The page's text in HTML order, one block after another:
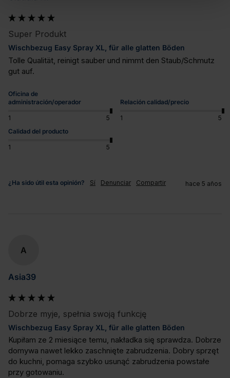
Super Produkt
Wischbezug Easy Spray XL, für alle glatten Böden
Tolle Qualität, reinigt sauber und nimmt den Staub/Schmutz
gut auf.
Oficina de
administración/operador
1 5
Relación calidad/precio
1
5
Calidad del producto
1 5
¿Ha sido útil esta opinión? Sí Denunciar Compartir hace 5 años
A
Asia39
Dobrze myje, spełnia swoją funkcję
Wischbezug Easy Spray XL, für alle glatten Böden
Kupiłam ze 2 miesiące temu, nakładka się sprawdza. Dobrze
domywa nawet lekko zaschnięte zabrudzenia. Dobry sprzęt
do kuchni, pomaga szybko usunąć zabrudzenia powstałe
przy gotowaniu.